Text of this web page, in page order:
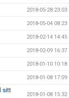
2018-05-28 23:03
2018-05-04 08:23
2018-02-14 14:45
2018-02-09 16:37
2018-01-10 10:18
2018-01-08 17:09
sitt
2018-01-08 15:32